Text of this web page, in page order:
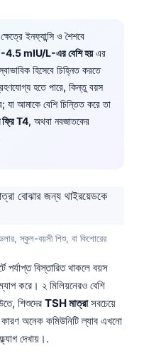
ইনফ্যান্সি ও শৈশবে
mIU/L-এর বেশি হয়এর
হিসেবে চিহ্নিত করতে
হতে পারে, কিন্তু বয়স
যা আমাকে বেশি চিন্তিত করে তা
T4, অথবা নবজাতকের
স্কুল-বয়সী শিশু, বা কিশোরের
পর্যাপ্ত বিস্তারিত থাকলে বয়স
করে। ২ মিলিয়নেরও বেশি
শিশুদের TSH মাত্রাসবচেয়ে
অনেক কমিউনিটি ল্যাব এখনো
দেখায়।.